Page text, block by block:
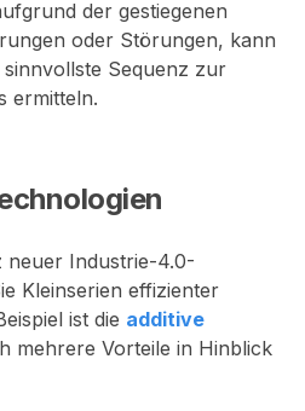
der gestiegenen
oder Störungen, kann
Sequenz zur
ermitteln.
neuer Industrie-4.0-
Kleinserien effizienter
ist die additive
mehrere Vorteile in Hinblick